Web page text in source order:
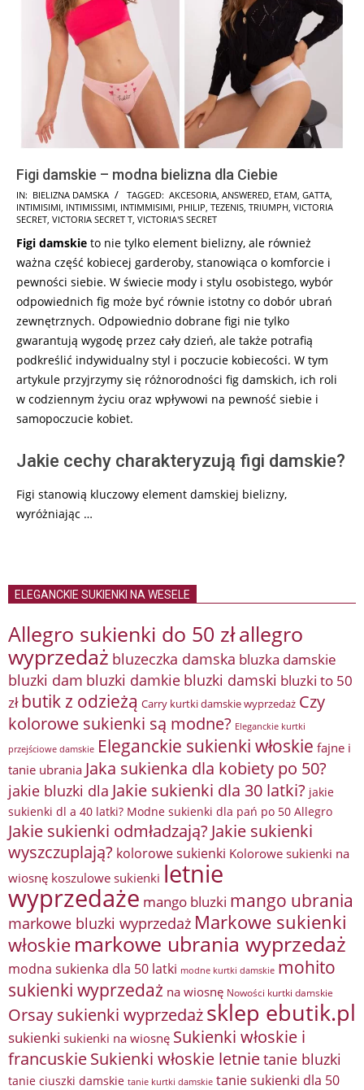
Figi damskie – modna bielizna dla Ciebie
2025-
01-
IN: BIELIZNA DAMSKA TAGGED: AKCESORIA ANSWERED ETAM GATTA
INTIMISIMI INTIMISSIMI INTIMMISIMI PHILIP TEZENIS TRIUMPH VICTORIA
SECRET VICTORIA SECRET T VICTORIA'S SECRET
Figi damskie to nie tylko element bielizny, ale również
ważna część kobiecej garderoby, stanowiąca o komforcie i
pewności siebie. W świecie mody i stylu osobistego, wybór
odpowiednich fig może być równie istotny co dobór ubrań
zewnętrznych. Odpowiednio dobrane figi nie tylko
gwarantują wygodę przez cały dzień, ale także potrafią
podkreślić indywidualny styl i poczucie kobiecości. W tym
artykule przyjrzymy się różnorodności fig damskich, ich roli
w codziennym życiu oraz wpływowi na pewność siebie i
samopoczucie kobiet.
Jakie cechy charakteryzują figi damskie?
Figi stanowią kluczowy element damskiej bielizny,
wyróżniając …
ELEGANCKIE SUKIENKI NA WESELE
Allegro sukienki do 50 złallegro
wyprzedaż bluzeczka damska bluzka damskie
bluzki dam bluzki damkie bluzki damski bluzki to 50
zł butik z odzieżą Carry kurtki damskie wyprzedaż Czy
kolorowe sukienki są modne? Eleganckie kurtki
przejściowe damskie Eleganckie sukienki włoskie fajne i
tanie ubrania Jaka sukienka dla kobiety po 50?
jakie bluzki dla Jakie sukienki dla 30 latki? jakie
sukienki dl a 40 latki? Modne sukienki dla pań po 50 Allegro
Jakie sukienki odmładzają? Jakie sukienki
wyszczuplają? kolorowe sukienki Kolorowe sukienki na
wiosnę koszulowe sukienki letnie
wyprzedaże mango bluzki mango ubrania
markowe bluzki wyprzedaż Markowe sukienki
włoskie markowe ubrania wyprzedaż
modna sukienka dla 50 latki modne kurtki damskie mohito
sukienki wyprzedaż na wiosnę Nowości kurtki damskie
Orsay sukienki wyprzedażsklep ebutik.pl
sukienki sukienki na wiosnę Sukienki włoskie i
francuskieSukienki włoskie letnietanie bluzki
tanie ciuszki damskie tanie kurtki damskie tanie sukienki dla 50